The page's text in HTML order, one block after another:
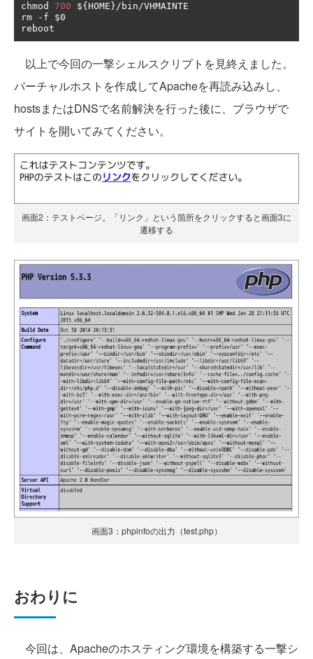
chmod 700 ${ HOME }/ bin/VHMAINTE
rm
- f $0
reboot
以上で今回の一撃シェルスクリプトを見終えました。
バーチャルホストを作成してApacheを再読み込みし、
hostsまたはDNSで名前解決を行った後に、ブラウザで
サイトを開いてみてください。
画面2：テストページ。「リンク」という箇所をクリックすると画面3に
遷移する
画面3：phpinfoの出力（test.php）
おわりに
今回は、Apacheのホスティング環境を構築する一撃シ